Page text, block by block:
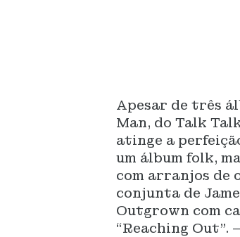
Apesar de três
Man, do Talk
atinge a
um álbum folk,
com arranjos de
conjunta de
Outgrown com
“Reaching Out”.